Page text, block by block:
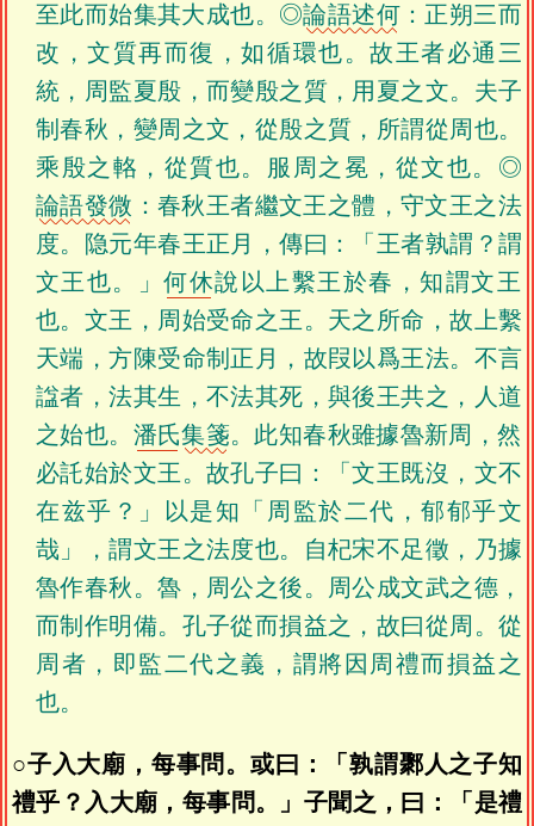
至此而始集其大成也。◎論語述何 ：正朔三而
改，文質再而復，如循環也。故王者必通三
統，周監夏殷，而變殷之質，用夏之文。夫子
制春秋，變周之文，從殷之質，所謂從周也。
乘殷之輅，從質也。服周之冕，從文也。◎
論語發微 ：春秋王者繼文王之體，守文王之法
度。隐元年春王正月，傳曰：「王者孰謂？謂
文王也。」何休說以上繫王於春，知謂文王
也。文王，周始受命之王。天之所命，故上繫
天端，方陳受命制正月，故叚以爲王法。不言
諡者，法其生，不法其死，與後王共之，人道
之始也。 潘氏集箋。此知春秋雖據魯新周，然
必託始於文王。故孔子曰：「文王既沒，文不
在兹乎？」以是知「周監於二代，郁郁乎文
哉」，謂文王之法度也。自杞宋不足徵，乃據
魯作春秋。魯，周公之後。周公成文武之德，
而制作明備。孔子從而損益之，故曰從周。從
周者，即監二代之義，謂將因周禮而損益之
也。
○子入大廟，每事問。或曰：「孰謂鄹人之子知
禮乎？入大廟，每事問。」子聞之，曰：「是禮